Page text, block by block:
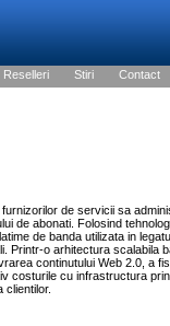
Reselleri Stiri Contact
furnizorilor de servicii sa
de abonati. Folosind
de banda utilizata in
Printr-o arhitectura scalabila
continutului Web 2.0, a
costurile cu infrastructura
clientilor.